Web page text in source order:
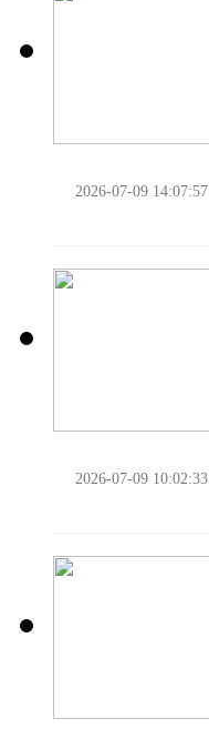
2026-07-09 14:07:57
2026-07-09 10:02:33